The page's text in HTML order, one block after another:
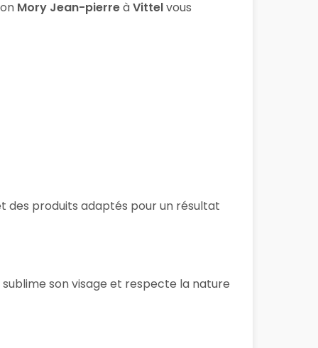
Mory Jean-pierreàVittelvous
des produits adaptés pour un résultat
son visage et respecte la nature